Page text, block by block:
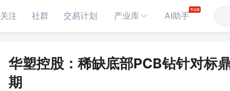
关注 社群 交易计划 产业库 AI助手
华塑控股：稀缺底部PCB钻针对标
期